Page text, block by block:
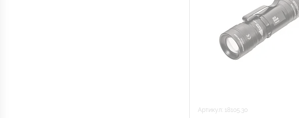
Артикул: 18105.30